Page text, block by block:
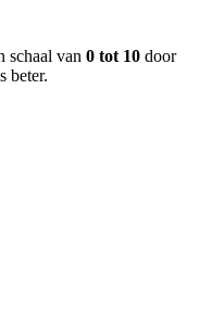
schaal van 0 tot 10 door
beter.